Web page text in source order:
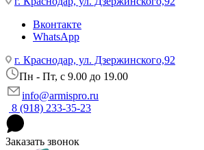
Вконтакте
WhatsApp
г. Краснодар, ул. Дзержинского,92
Пн - Пт, c 9.00 до 19.00
info@armispro.ru
8 (918) 233-35-23
Заказать звонок